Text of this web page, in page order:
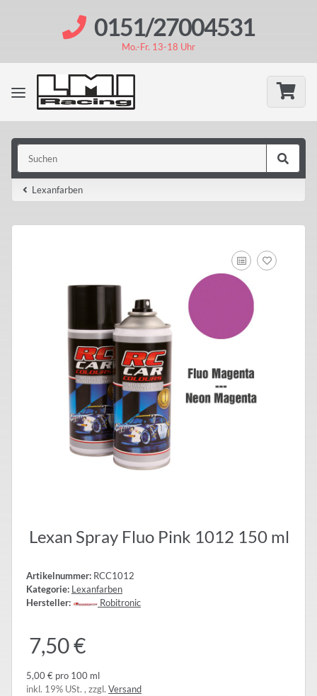
0151/27004531
Mo.-Fr. 13-18 Uhr
Lexanfarben
Lexan Spray Fluo Pink 1012 150 ml
Artikelnummer: RCC1012
Kategorie: Lexanfarben
Hersteller:
Robitronic
7,50 €
5,00 € pro 100 ml
inkl. 19% USt. , zzgl. Versand